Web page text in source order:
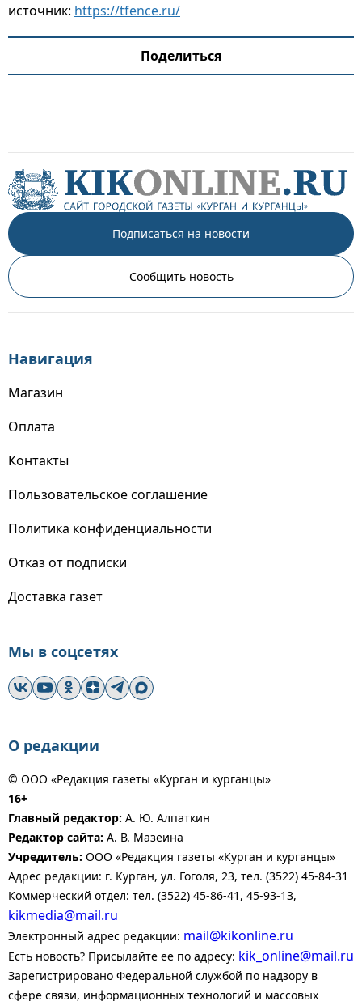
источник: https://tfence.ru/
Поделиться
Подписаться на новости
Сообщить новость
Навигация
Магазин
Оплата
Контакты
Пользовательское соглашение
Политика конфиденциальности
Отказ от подписки
Доставка газет
Мы в соцсетях
О редакции
© ООО «Редакция газеты «Курган и курганцы»
16+
Главный редактор: А. Ю. Алпаткин
Редактор сайта: А. В. Мазеина
Учредитель: ООО «Редакция газеты «Курган и курганцы»
Адрес редакции: г. Курган, ул. Гоголя, 23, тел. (3522) 45-84-31
Коммерческий отдел: тел. (3522) 45-86-41, 45-93-13,
kikmedia@mail.ru
Электронный адрес редакции: mail@kikonline.ru
Есть новость? Присылайте ее по адресу: kik_online@mail.ru
Зарегистрировано Федеральной службой по надзору в
сфере связи, информационных технологий и массовых